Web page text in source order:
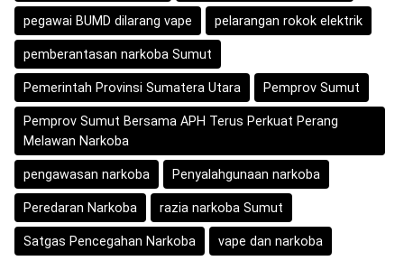
pegawai BUMD dilarang vape pelarangan rokok elektrik
pemberantasan narkoba Sumut
Pemerintah Provinsi Sumatera Utara Pemprov Sumut
Pemprov Sumut Bersama APH Terus Perkuat Perang
Melawan Narkoba
pengawasan narkoba Penyalahgunaan narkoba
Peredaran Narkoba razia narkoba Sumut
Satgas Pencegahan Narkoba vape dan narkoba